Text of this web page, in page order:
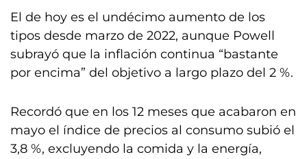
El de hoy es el undécimo aumento de los
tipos desde marzo de 2022, aunque Powell
subrayó que la inflación continua “bastante
por encima” del objetivo a largo plazo del 2 %.
Recordó que en los 12 meses que acabaron en
mayo el índice de precios al consumo subió el
3,8 %, excluyendo la comida y la energía,